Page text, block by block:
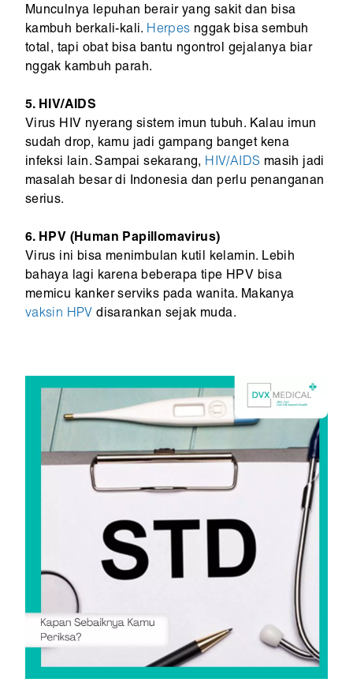
Munculnya lepuhan berair yang sakit dan bisa
kambuh berkali-kali. Herpes nggak bisa sembuh
total, tapi obat bisa bantu ngontrol gejalanya biar
nggak kambuh parah.
5. HIV/AIDS
Virus HIV nyerang sistem imun tubuh. Kalau imun
sudah drop, kamu jadi gampang banget kena
infeksi lain. Sampai sekarang, HIV/AIDS masih jadi
masalah besar di Indonesia dan perlu penanganan
serius.
6. HPV (Human Papillomavirus)
Virus ini bisa menimbulan kutil kelamin. Lebih
bahaya lagi karena beberapa tipe HPV bisa
memicu kanker serviks pada wanita. Makanya
vaksin HPV disarankan sejak muda.